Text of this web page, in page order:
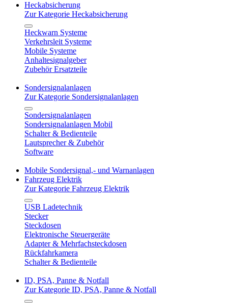
Heckabsicherung
Zur Kategorie Heckabsicherung
Heckwarn Systeme
Verkehrsleit Systeme
Mobile Systeme
Anhaltesignalgeber
Zubehör Ersatzteile
Sondersignalanlagen
Zur Kategorie Sondersignalanlagen
Sondersignalanlagen
Sondersignalanlagen Mobil
Schalter & Bedienteile
Lautsprecher & Zubehör
Software
Mobile Sondersignal,- und Warnanlagen
Fahrzeug Elektrik
Zur Kategorie Fahrzeug Elektrik
USB Ladetechnik
Stecker
Steckdosen
Elektronische Steuergeräte
Adapter & Mehrfachsteckdosen
Rückfahrkamera
Schalter & Bedienteile
ID, PSA, Panne & Notfall
Zur Kategorie ID, PSA, Panne & Notfall